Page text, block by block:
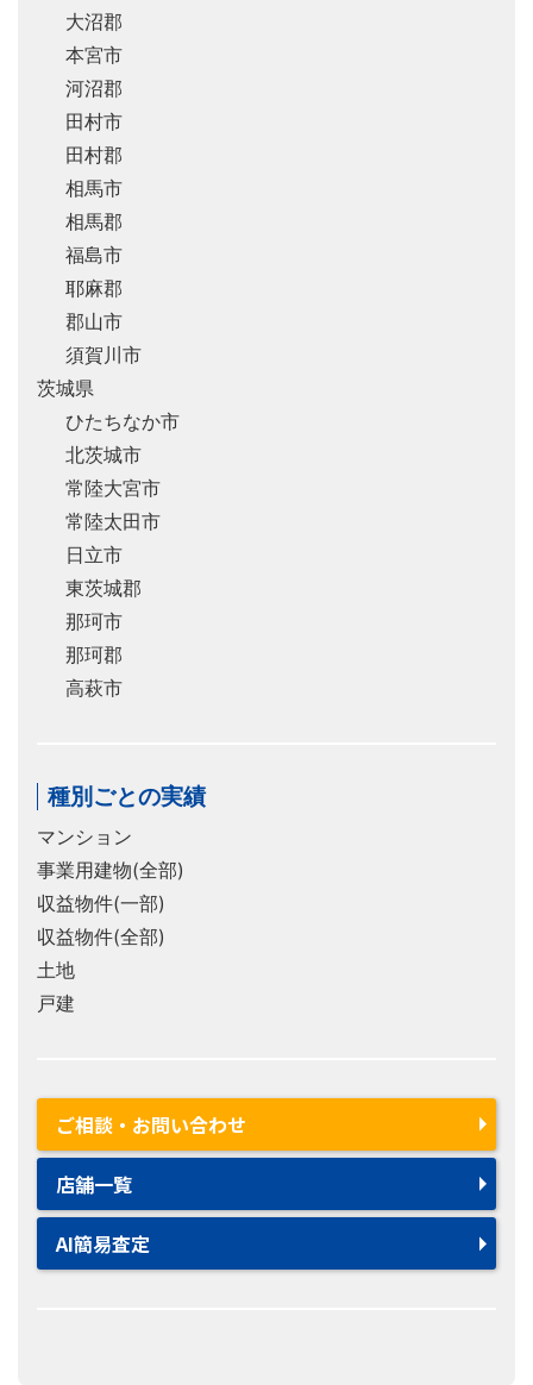
大沼郡
本宮市
河沼郡
田村市
田村郡
相馬市
相馬郡
福島市
耶麻郡
郡山市
須賀川市
茨城県
ひたちなか市
北茨城市
常陸大宮市
常陸太田市
日立市
東茨城郡
那珂市
那珂郡
高萩市
種別ごとの実績
マンション
事業用建物(全部)
収益物件(一部)
収益物件(全部)
土地
戸建
ご相談・お問い合わせ
店舗一覧
AI簡易査定